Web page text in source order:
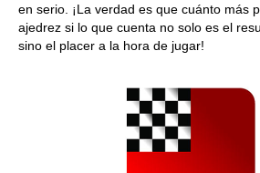
en serio. ¡La verdad es que cuánto más
ajedrez si lo que cuenta no solo es el
sino el placer a la hora de jugar!